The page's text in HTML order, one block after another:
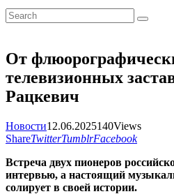
От
телевизионных
Рацкевич
Новости12.06.2025140Views
ShareTwitterTumblrFacebook
Встреча двух пионеров
интервью, а настоящий
солирует в своей истории.